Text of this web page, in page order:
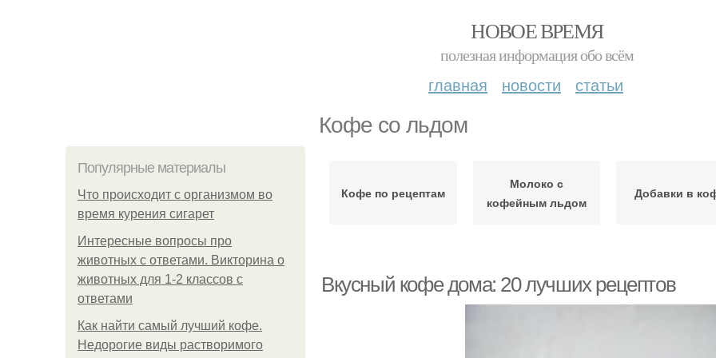
НОВОЕ ВРЕМЯ
полезная информация обо всём
главная новости статьи
Кофе со льдом
Популярные материалы
Что происходит с организмом во
время курения сигарет
Интересные вопросы про
животных с ответами. Викторина о
животных для 1-2 классов с
ответами
Как найти самый лучший кофе.
Недорогие виды растворимого
Кофе по рецептам
Молоко с
кофейным льдом
Добавки в
Вкусный кофе дома: 20 лучших рецептов